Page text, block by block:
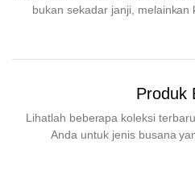
bukan sekadar janji, melainkan
Produk
Lihatlah beberapa koleksi
Anda untuk jenis busana